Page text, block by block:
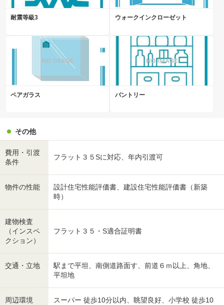
耐震等級3 ウォークインクローゼット
ペアガラス パントリー
その他
費用・引渡
条件
フラット３５Sに対応、年内引渡可
物件の性能
設計住宅性能評価書、建設住宅性能評価書（新築
時）
建物検査
（インスペ
クション）
フラット３５・S適合証明書
交通・立地
駅まで平坦、南側道路面す、前道６ｍ以上、角地、
平坦地
周辺環境
スーパー 徒歩10分以内、眺望良好、小学校 徒歩10